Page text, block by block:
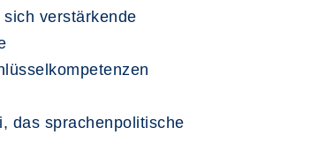
verstärkende
das sprachenpolitische